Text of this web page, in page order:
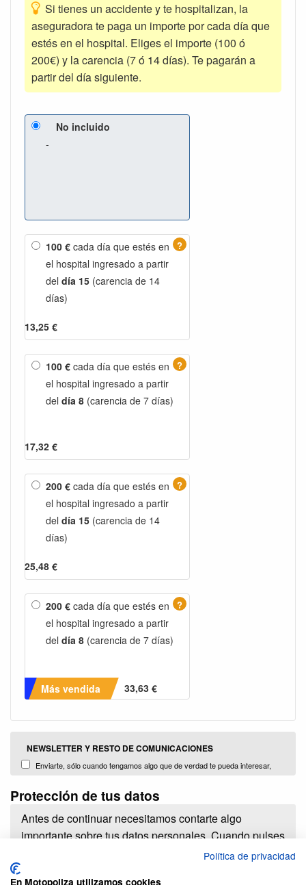
Si tienes un accidente y te hospitalizan, la
aseguradora te paga un importe por cada día que
estés en el hospital. Eliges el importe (100 ó
200€) y la carencia (7 ó 14 días). Te pagarán a
partir del día siguiente.
No incluido
-
100 €cada día que estés en
el hospital ingresado a partir
del día 15(carencia de 14
días)
13,25 €
?
100 €cada día que estés en
el hospital ingresado a partir
del día 8(carencia de 7 días)
17,32 €
?
200 €cada día que estés en
el hospital ingresado a partir
del día 15(carencia de 14
días)
25,48 €
?
200 €cada día que estés en
el hospital ingresado a partir
del día 8(carencia de 7 días)
Más vendida 33,63 €
?
NEWSLETTER Y RESTO DE COMUNICACIONES
Enviarte, sólo cuando tengamos algo que de verdad te pueda interesar,
y servicios o de terceros comercializados y distribuidos por nosotors (Plug
Protección de tus datos
Antes de continuar necesitamos contarte algo
importante sobre tus datos personales. Cuando pulses
el botón de contratar estarás dando a PlugBrokers
Política de privacidad
En Motopoliza utilizamos cookies